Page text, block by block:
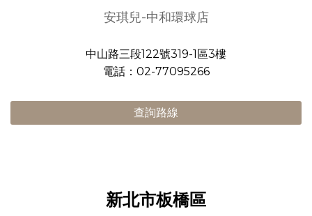
安琪兒-中和環球店
中山路三段122號319-1區3樓
電話：02-77095266
查詢路線
新北市板橋區